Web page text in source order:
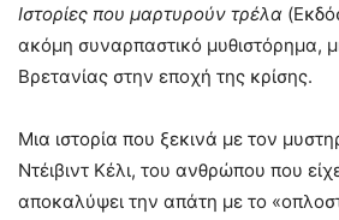
Ιστορίες που μαρτυρούν τρέλα
ακόμη συναρπαστικό μυθιστόρημα,
Βρετανίας στην εποχή της κρίσης.
Μια ιστορία που ξεκινά με τον
Ντέιβιντ Κέλι, του ανθρώπου που
αποκαλύψει την απάτη με το